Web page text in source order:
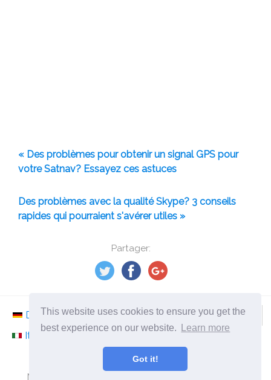
This website uses cookies to ensure you get the
best experience on our website.
Learn more
Got it!
Partager:
« Des problèmes pour obtenir un signal GPS pour
votre Satnav? Essayez ces astuces
Des problèmes avec la qualité Skype? 3 conseils
rapides qui pourraient s'avérer utiles »
Deutsch Nederlands Svenska
Norsk
Italiano
Español Românesc
fr.ephesossoftware.com
Nouvelles du monde de la technologie moderne!